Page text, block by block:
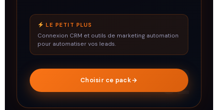
02
LE PETIT PLUS
Connexion CRM et outils de marketing automation
pour automatiser vos leads.
Choisir ce pack